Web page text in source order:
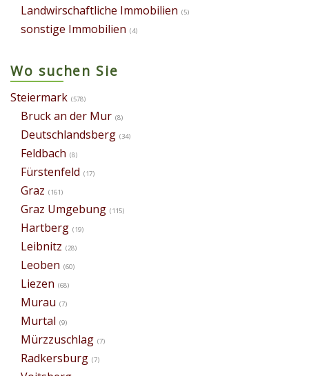
Landwirschaftliche Immobilien (5)
sonstige Immobilien (4)
Wo suchen Sie
Steiermark (578)
Bruck an der Mur (8)
Deutschlandsberg (34)
Feldbach (8)
Fürstenfeld (17)
Graz (161)
Graz Umgebung (115)
Hartberg (19)
Leibnitz (28)
Leoben (60)
Liezen (68)
Murau (7)
Murtal (9)
Mürzzuschlag (7)
Radkersburg (7)